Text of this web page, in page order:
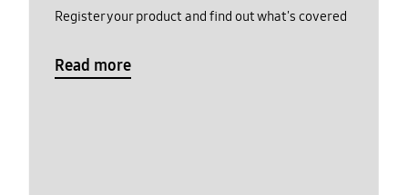
Register your product and find out what's covered
Read more